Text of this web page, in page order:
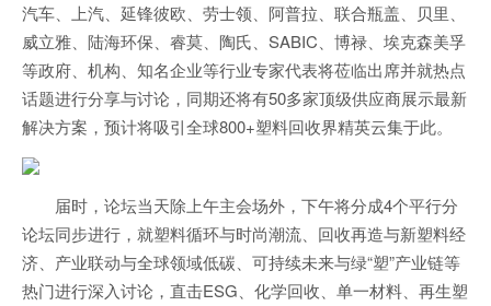
汽车、上汽、延锋彼欧、劳士领、阿普拉、联合瓶盖、贝里、
威立雅、陆海环保、睿莫、陶氏、SABIC、博禄、埃克森美孚
等政府、机构、知名企业等行业专家代表将莅临出席并就热点
话题进行分享与讨论，同期还将有50多家顶级供应商展示最新
解决方案，预计将吸引全球800+塑料回收界精英云集于此。
届时，论坛当天除上午主会场外，下午将分成4个平行分
论坛同步进行，就塑料循环与时尚潮流、回收再造与新塑料经
济、产业联动与全球领域低碳、可持续未来与绿“塑”产业链等
热门进行深入讨论，直击ESG、化学回收、单一材料、再生塑